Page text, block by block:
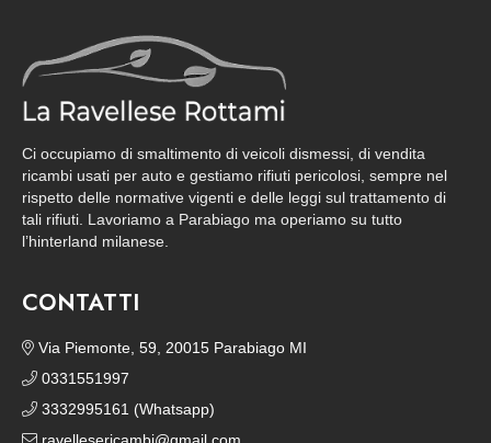
Ci occupiamo di smaltimento di veicoli dismessi, di vendita
ricambi usati per auto e gestiamo rifiuti pericolosi, sempre nel
rispetto delle normative vigenti e delle leggi sul trattamento di
tali rifiuti. Lavoriamo a Parabiago ma operiamo su tutto
l’hinterland milanese.
CONTATTI
Via Piemonte, 59, 20015 Parabiago MI
0331551997
3332995161 (Whatsapp)